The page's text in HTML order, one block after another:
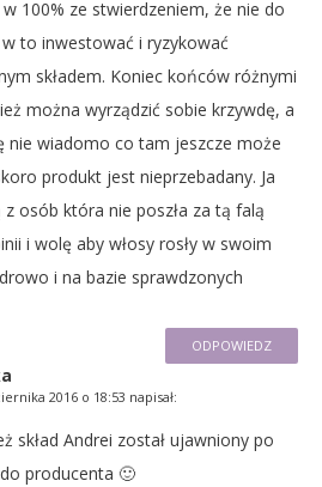
100% ze stwierdzeniem, że nie do
to inwestować i ryzykować
składem. Koniec końców różnymi
można wyrządzić sobie krzywdę, a
nie wiadomo co tam jeszcze może
produkt jest nieprzebadany. Ja
osób która nie poszła za tą falą
i wolę aby włosy rosły w swoim
i na bazie sprawdzonych
ODPOWIEDZ
2016 o 18:53 napisał:
skład Andrei został ujawniony po
producenta 🙂